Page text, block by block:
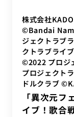
IT業界 エン
自動車
金融
株式会社
©Bandai
ジェクトラブ
クトラブライ
©2022 プロジ
プロジェクト
ドルクラブ
「異次元
イブ！歌合